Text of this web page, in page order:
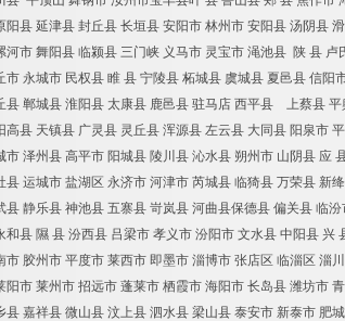
阳县 延津县 封丘县 长垣县 安阳市 林州市 安阳县 汤阴县
河市 舞阳县 临颍县 三门峡 义马市 灵宝市 渑池县 陕 县
市 永城市 民权县 睢 县 宁陵县 柘城县 虞城县 夏邑县 信
县 郸城县 淮阳县 太康县 鹿邑县 驻马店 西平县 上蔡县
高县 天镇县 广灵县 灵丘县 浑源县 左云县 大同县 阳泉市
市 泽州县 高平市 阳城县 陵川县 沁水县 朔州市 山阴县 应
县 运城市 盐湖区 永济市 河津市 芮城县 临猗县 万荣县 新
县 静乐县 神池县 五寨县 岢岚县 河曲县保德县 偏关县 临
和县 隰 县 汾西县 吕梁市 孝义市 汾阳市 文水县 中阳县
市 胶州市 平度市 莱西市 即墨市 淄博市 张店区 临淄区 淄
阳市 莱州市 招远市 蓬莱市 栖霞市 海阳市 长岛县 潍坊市
县 嘉祥县 微山县 汶上县 泗水县 梁山县 泰安市 新泰市 肥